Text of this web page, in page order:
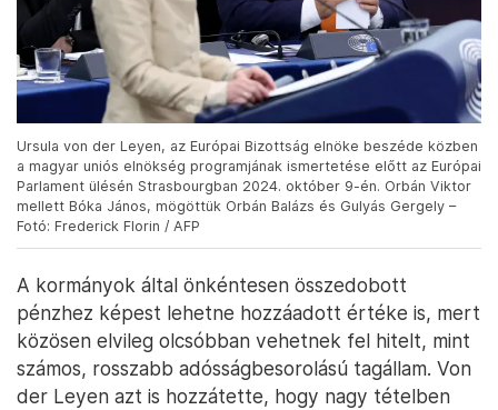
Ursula von der Leyen, az Európai Bizottság elnöke beszéde közben
a magyar uniós elnökség programjának ismertetése előtt az Európai
Parlament ülésén Strasbourgban 2024. október 9-én. Orbán Viktor
mellett Bóka János, mögöttük Orbán Balázs és Gulyás Gergely –
Fotó: Frederick Florin / AFP
A kormányok által önkéntesen összedobott
pénzhez képest lehetne hozzáadott értéke is, mert
közösen elvileg olcsóbban vehetnek fel hitelt, mint
számos, rosszabb adósságbesorolású tagállam. Von
der Leyen azt is hozzátette, hogy nagy tételben